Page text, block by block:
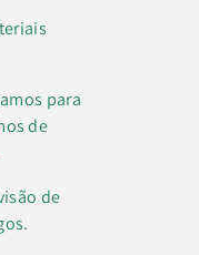
para
de
de